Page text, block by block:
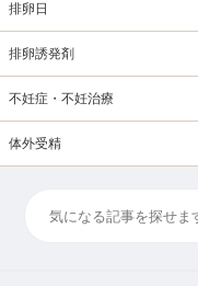
排卵日
排卵誘発剤
不妊症・不妊治療
体外受精